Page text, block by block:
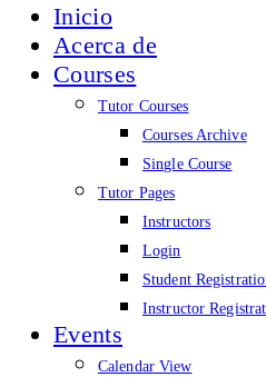
Inicio
Acerca de
Courses
Tutor Courses
Courses Archive
Single Course
Tutor Pages
Instructors
Login
Student
Instructor
Events
Calendar View